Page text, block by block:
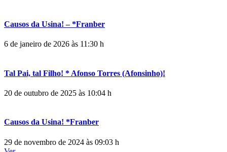
Causos da Usina! – *Franber
6 de janeiro de 2026 às 11:30 h
Tal Pai, tal Filho! * Afonso Torres (Afonsinho)!
20 de outubro de 2025 às 10:04 h
Causos da Usina! *Franber
29 de novembro de 2024 às 09:03 h